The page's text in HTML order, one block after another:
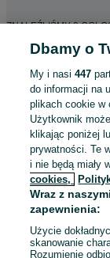
ZNALEŹLIŚMY 0
Dbamy o
My i nasi447
do informacji na
plikach cookie w
Użytkownik
klikając poniżej
prywatności. Te
i nie będą miały
cookies,
Wraz z
zapewnienia:
Użycie
skanowanie
Rozumienie